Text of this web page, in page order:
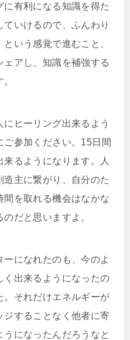
有利になる知識を得た
ていけるので、ふんわり
いう感覚で進むこと、
アし、知識を補強する
ヒーリング出来るよう
参加ください。15日間
るようになります。人
主に繋がり、自分のた
を取れる機会はなかな
だと思いますよ。
になれたのも、今のよ
く出来るようになったの
。それだけエネルギーが
することなく他者に寄
になったんだろうなと